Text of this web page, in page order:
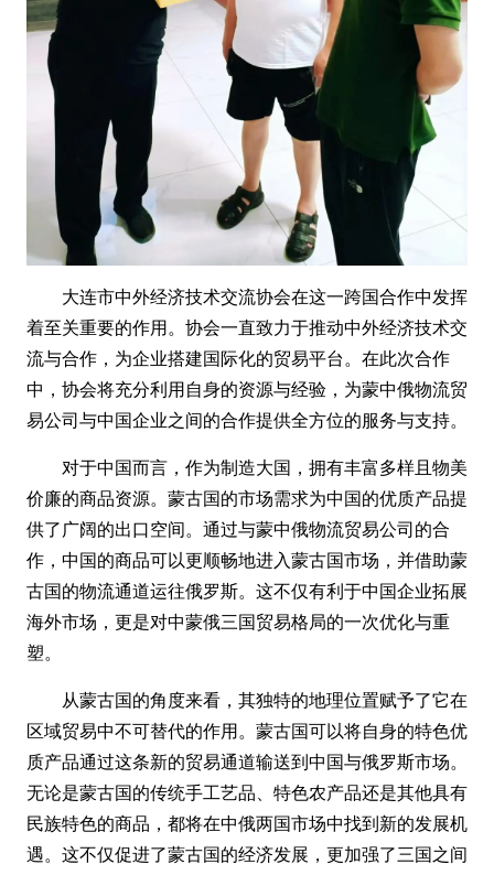
大连市中外经济技术交流协会在这一跨国合作中发挥
着至关重要的作用。协会一直致力于推动中外经济技术交
流与合作，为企业搭建国际化的贸易平台。 在此次合作
中，协会将充分利用自身的资源与经验，为蒙中俄物流贸
易公司与中国企业之间的合作提供全方位的服务与支持。
对于中国而言，作为制造大国，拥有丰富多样且物美
价廉的商品资源。蒙古国的市场需求为中国的优质产品提
供了广阔的出口空间。通过与蒙中俄物流贸易公司的合
作，中国的商品可以更顺畅地进入蒙古国市场，并借助蒙
古国的物流通道运往俄罗斯。这不仅有利于中国企业拓展
海外市场，更是对中蒙俄三国贸易格局的一次优化与重
塑。
从蒙古国的角度来看，其独特的地理位置赋予了它在
区域贸易中不可替代的作用。蒙古国可以将自身的特色优
质产品通过这条新的贸易通道输送到中国与俄罗斯市场。
无论是蒙古国的传统手工艺品、特色农产品还是其他具有
民族特色的商品，都将在中俄两国市场中找到新的发展机
遇。这不仅促进了蒙古国的经济发展，更加强了三国之间